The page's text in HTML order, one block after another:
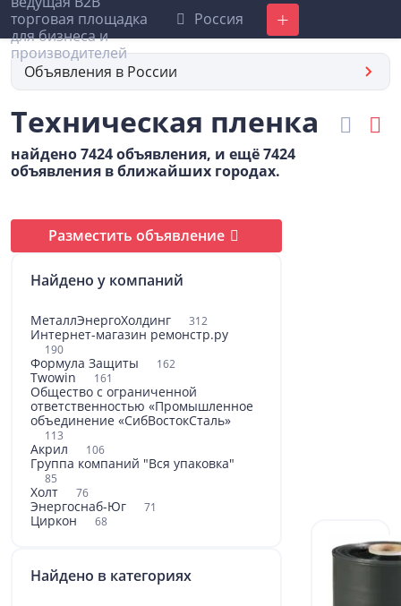
Россия Добавить
Объявления в России
Техническая пленка
найдено 7424 объявления, и ещё 7424
объявления в ближайших городах.
Разместить объявление
Найдено у компаний
МеталлЭнергоХолдинг 312
Интернет-магазин ремонстр.ру
190
Формула Защиты 162
Twowin 161
Общество с ограниченной
ответственностью «Промышленное
объединение «СибВостокСталь»
113
Акрил 106
Группа компаний "Вся упаковка"
85
Холт 76
Энергоснаб-Юг 71
Циркон 68
Найдено в категориях